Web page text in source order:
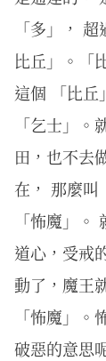
「多」，
比丘」。「
這個 「比丘
「乞士」
田，也不去
在， 那麼叫
「怖魔」
道心，受戒
動了，魔王
「怖魔」
破惡的意思